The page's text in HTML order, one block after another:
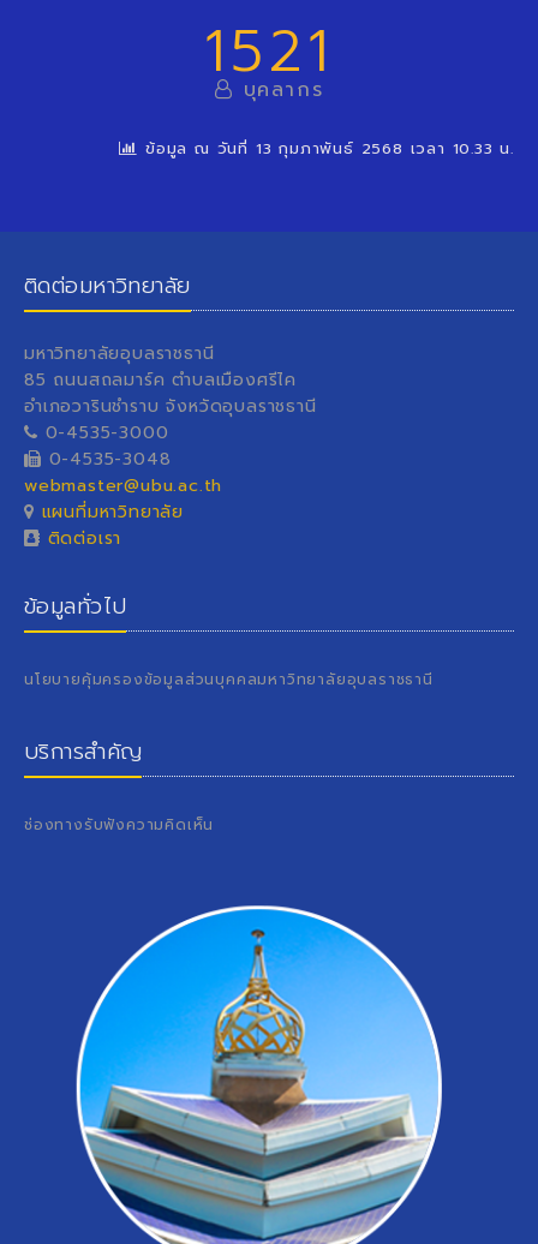
1521
บุคลากร
ข้อมูล ณ วันที่ 13 กุมภาพันธ์ 2568 เวลา 10.33 น.
ติดต่อมหาวิทยาลัย
มหาวิทยาลัยอุบลราชธานี
85 ถนนสถลมาร์ค ตำบลเมืองศรีไค
อำเภอวารินชำราบ จังหวัดอุบลราชธานี
0-4535-3000
0-4535-3048
webmaster@ubu.ac.th
แผนที่มหาวิทยาลัย
ติดต่อเรา
ข้อมูลทั่วไป
นโยบายคุ้มครองข้อมูลส่วนบุคคลมหาวิทยาลัยอุบลราชธานี
บริการสำคัญ
ช่องทางรับฟังความคิดเห็น